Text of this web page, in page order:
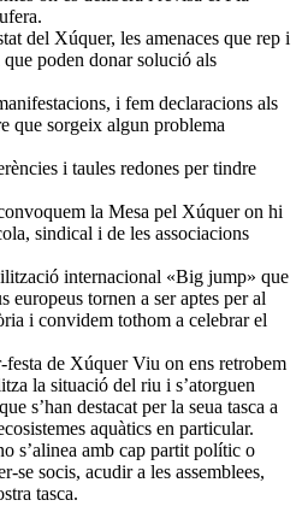
del Xúquer, les amenaces que rep i
poden donar solució als
i fem declaracions als
que sorgeix algun problema
i taules redones per tindre
la Mesa pel Xúquer on hi
sindical i de les associacions
internacional «Big jump» que
europeus tornen a ser aptes per al
i convidem tothom a celebrar el
de Xúquer Viu on ens retrobem
la situació del riu i s’atorguen
s’han destacat per la seua tasca a
aquàtics en particular.
s’alinea amb cap partit polític o
se socis, acudir a les assemblees,
tasca.